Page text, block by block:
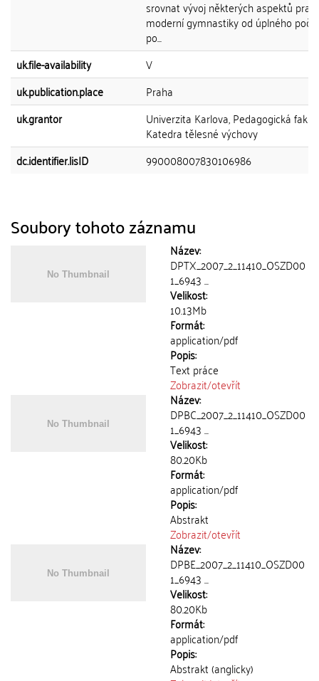
srovnat vývoj některých aspektů
moderní gymnastiky od úplného
po...
uk.file-availability
V
uk.publication.place
Praha
uk.grantor
Univerzita Karlova, Pedagogická
Katedra tělesné výchovy
dc.identifier.lisID
990008007830106986
Soubory tohoto záznamu
Název:
DPTX_2007_2_11410_OSZD00
1_6943 ...
Velikost:
10.13Mb
Formát:
application/pdf
Popis:
Text práce
Zobrazit/otevřít
Název:
DPBC_2007_2_11410_OSZD00
1_6943 ...
Velikost:
80.20Kb
Formát:
application/pdf
Popis:
Abstrakt
Zobrazit/otevřít
Název:
DPBE_2007_2_11410_OSZD00
1_6943 ...
Velikost:
80.20Kb
Formát:
application/pdf
Popis:
Abstrakt (anglicky)